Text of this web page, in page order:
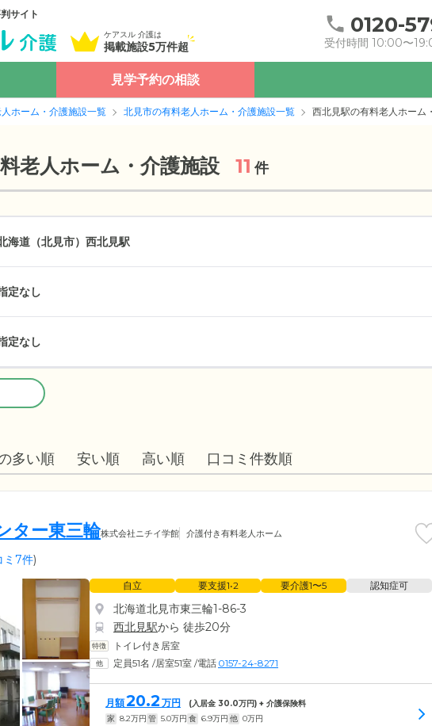
サイト
ケアスル 介護は
掲載施設5万件超
0120-
受付時間 10:00〜
見学予約の相談
ホーム・介護施設一覧 北見市の有料老人ホーム・介護施設一覧 西北見駅の有料老人ホーム
老人ホーム・介護施設 11 件
海道（北見市） 西北見駅
定なし
定なし
多い順 安い順 高い順 口コミ件数順
ター東三輪株式会社ニチイ学館 介護付き有料老人ホーム
ミ7件)
自立 要支援1•2 要介護1〜5 認知症可
北海道北見市東三輪1-86-3
西北見駅から 徒歩20分
トイレ付き居室
定員51名 /居室51室 /電話 0157-24-8271
月額20.2 万円 (入居金 30.0万円) + 介護保険料
家 8.2万円 管 5.0万円 食 6.9万円 他 0万円